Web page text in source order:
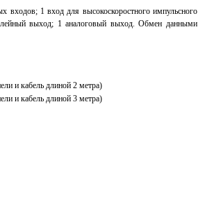
1 вход для высокоскоростного импульсного
выход; 1 аналоговый выход. Обмен данными
и кабель длиной 2 метра)
и кабель длиной 3 метра)